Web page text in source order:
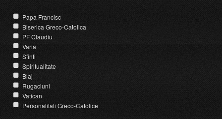
Papa Francisc
Biserica Greco-Catolica
PF Claudiu
Varia
Sfinti
Spiritualitate
Blaj
Rugaciuni
Vatican
Personalitati Greco-Catolice